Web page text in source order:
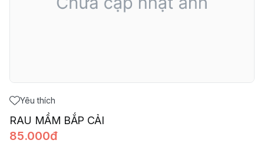
Yêu thích
RAU MẦM BẮP CẢI
85.000đ